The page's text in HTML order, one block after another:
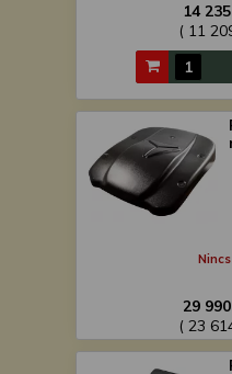
14
( 11
29
( 23